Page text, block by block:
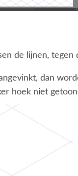
de lijnen, tegen
dan
hoek niet